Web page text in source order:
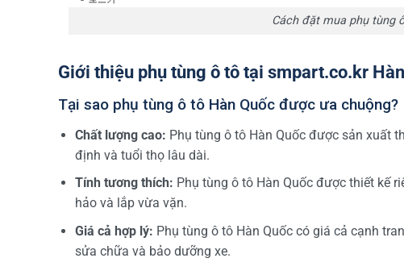
Cách đặt mua phụ tùng
Giới thiệu phụ tùng ô tô tại smpart.co.kr
Tại sao phụ tùng ô tô Hàn Quốc được ưa chuộng?
Chất lượng cao: Phụ tùng ô tô Hàn Quốc được sản xuất
định và tuổi thọ lâu dài.
Tính tương thích: Phụ tùng ô tô Hàn Quốc được thiết kế
hảo và lắp vừa vặn.
Giá cả hợp lý: Phụ tùng ô tô Hàn Quốc có giá cả cạnh
sửa chữa và bảo dưỡng xe.